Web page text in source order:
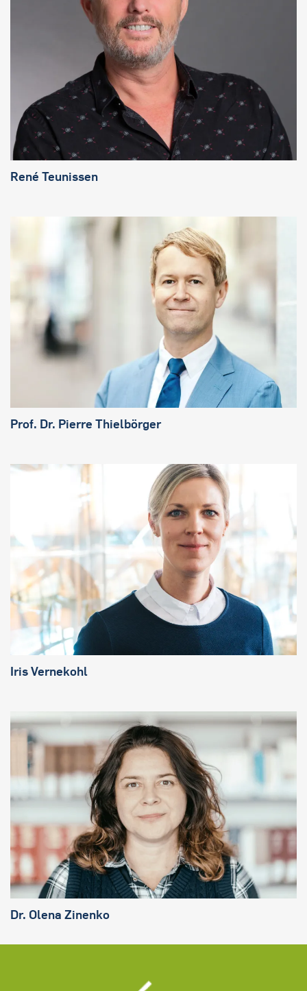
René Teunissen
Prof. Dr. Pierre Thielbörger
Iris Vernekohl
Dr. Olena Zinenko